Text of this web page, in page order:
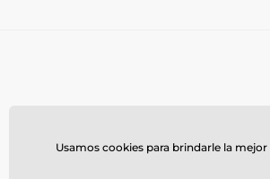
Usamos cookies para brindarle la